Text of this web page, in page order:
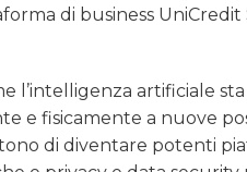
di business UniCredit
l’intelligenza artificiale sta
e fisicamente a nuove
di diventare potenti